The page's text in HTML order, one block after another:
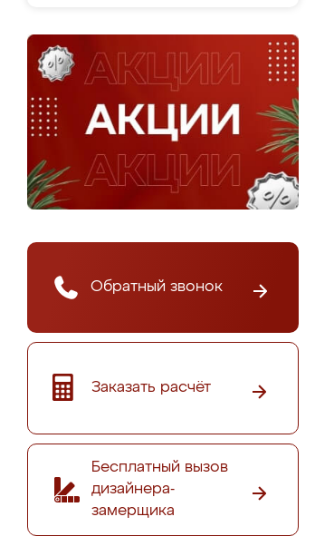
Обратный звонок
Заказать расчёт
Бесплатный вызов
дизайнера-
замерщика